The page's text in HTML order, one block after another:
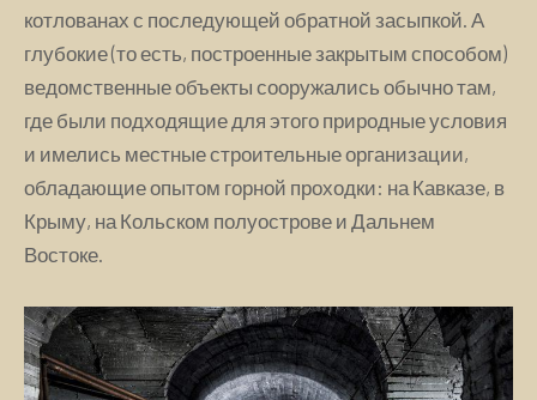
котлованах с последующей обратной засыпкой. А
глубокие (то есть, построенные закрытым способом)
ведомственные объекты сооружались обычно там,
где были подходящие для этого природные условия
и имелись местные строительные организации,
обладающие опытом горной проходки: на Кавказе, в
Крыму, на Кольском полуострове и Дальнем
Востоке.